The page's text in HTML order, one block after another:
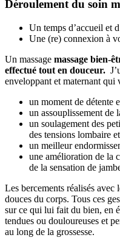
Déroulement du soin
Un temps d’accueil et
Une (re) connexion à
Un massage massage bien-
effectué tout en douceur.
enveloppant et maternant qui
un moment de détente
un assouplissement de
un soulagement des
des tensions lombaire
un meilleur
une amélioration de la
de la sensation de
Les bercements réalisés
douces du corps. Tous ces
sur ce qui lui fait du bien, en
tendues ou douloureuses et
au long de la grossesse.